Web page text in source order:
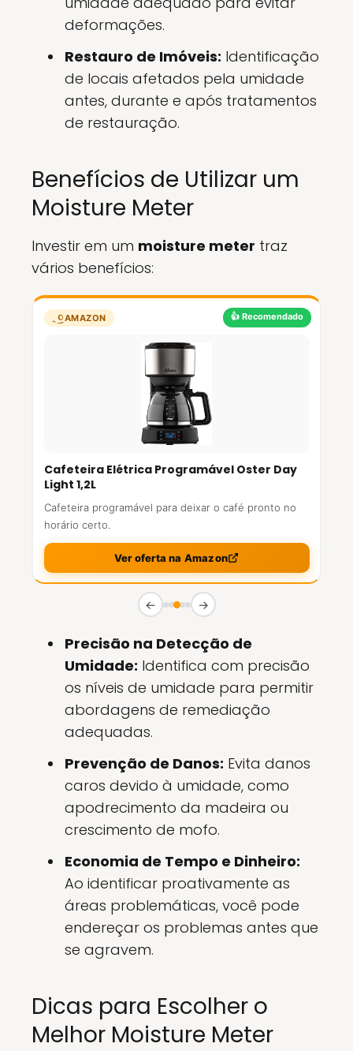
deformações.
Restauro de Imóveis: Identificação
de locais afetados pela umidade
antes, durante e após tratamentos
de restauração.
Benefícios de Utilizar um
Moisture Meter
Investir em um moisture meter traz
vários benefícios:
👍 Recomendado
AMAZON
Cafeteira Elétrica Programável Oster Day
Light 1,2L
Cafeteira programável para deixar o café pronto no
horário certo.
Ver oferta na Amazon
← →
Precisão na Detecção de
Umidade: Identifica com precisão
os níveis de umidade para permitir
abordagens de remediação
adequadas.
Prevenção de Danos: Evita danos
caros devido à umidade, como
apodrecimento da madeira ou
crescimento de mofo.
Economia de Tempo e Dinheiro:
Ao identificar proativamente as
áreas problemáticas, você pode
endereçar os problemas antes que
se agravem.
Dicas para Escolher o
Melhor Moisture Meter